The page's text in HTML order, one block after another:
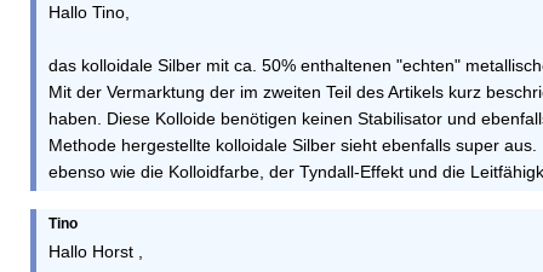
Hallo Tino,
das kolloidale Silber mit ca. 50% enthaltenen "echten"
Mit der Vermarktung der im zweiten Teil des Artikels kurz
haben. Diese Kolloide benötigen keinen Stabilisator und
Methode hergestellte kolloidale Silber sieht ebenfalls super
ebenso wie die Kolloidfarbe, der Tyndall-Effekt und die
Tino
Hallo Horst ,